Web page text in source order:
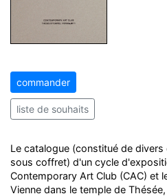
commander
liste de souhaits
Le catalogue (constitué de
sous coffret) d'un cycle
Contemporary Art Club (CAC) et
Vienne dans le temple de